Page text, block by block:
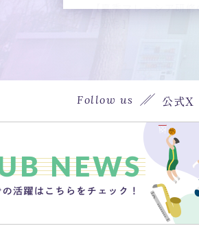
【夏季マレーシア研修
Club Newsを見る
【夏季マレーシア研修
Club Newsを見る
【夏季マレーシア研修
Club Newsを見る
Follow us 公式X